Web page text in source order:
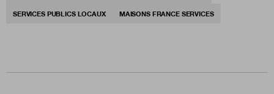
SERVICES PUBLICS LOCAUX MAISONS FRANCE SERVICES